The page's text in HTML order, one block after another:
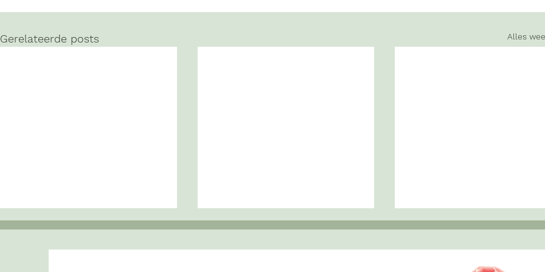
Gerelateerde posts Alles